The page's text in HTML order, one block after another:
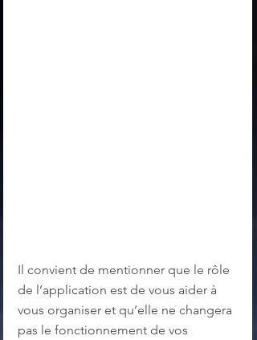
Il convient de mentionner que le rôle
de l’application est de vous aider à
vous organiser et qu’elle ne changera
pas le fonctionnement de vos